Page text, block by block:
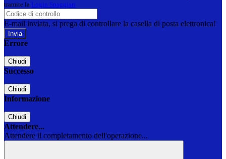
tramite la Login Spaggiari
E-mail inviata, si prega di controllare la casella di posta elettronica!
Errore
Chiudi
Successo
Chiudi
Informazione
Chiudi
Attendere...
Attendere il completamento dell'operazione...